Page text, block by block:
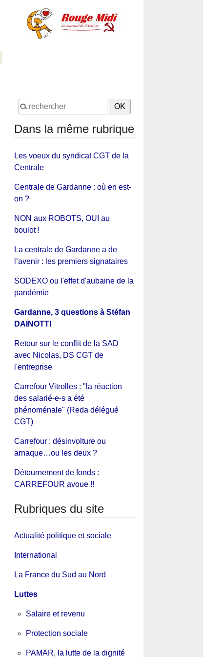
Dans la même rubrique
Les voeux du syndicat CGT de la
Centrale
Centrale de Gardanne : où en est-
on ?
NON aux ROBOTS, OUI au
boulot !
La centrale de Gardanne a de
l’avenir : les premiers signataires
SODEXO ou l'effet d'aubaine de la
pandémie
Gardanne, 3 questions à Stéfan
DAINOTTI
Retour sur le conflit de la SAD
avec Nicolas, DS CGT de
l'entreprise
Carrefour Vitrolles : "la réaction
des salarié-e-s a été
phénoménale" (Reda délégué
CGT)
Carrefour : désinvolture ou
arnaque…ou les deux ?
Détournement de fonds :
CARREFOUR avoue !!
Rubriques du site
Actualité politique et sociale
International
La France du Sud au Nord
Luttes
Salaire et revenu
Protection sociale
PAMAR, la lutte de la dignité